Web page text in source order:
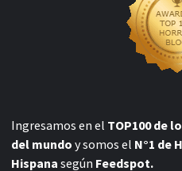
Ingresamos en el TOP100 de
del mundo y somos el N°1 de
Hispana según Feedspot.